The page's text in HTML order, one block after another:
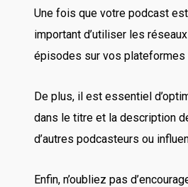
Une fois que votre podcast
important d’utiliser les
épisodes sur vos plateformes
De plus, il est essentiel
dans le titre et la description
d’autres podcasteurs ou
Enfin, n’oubliez pas